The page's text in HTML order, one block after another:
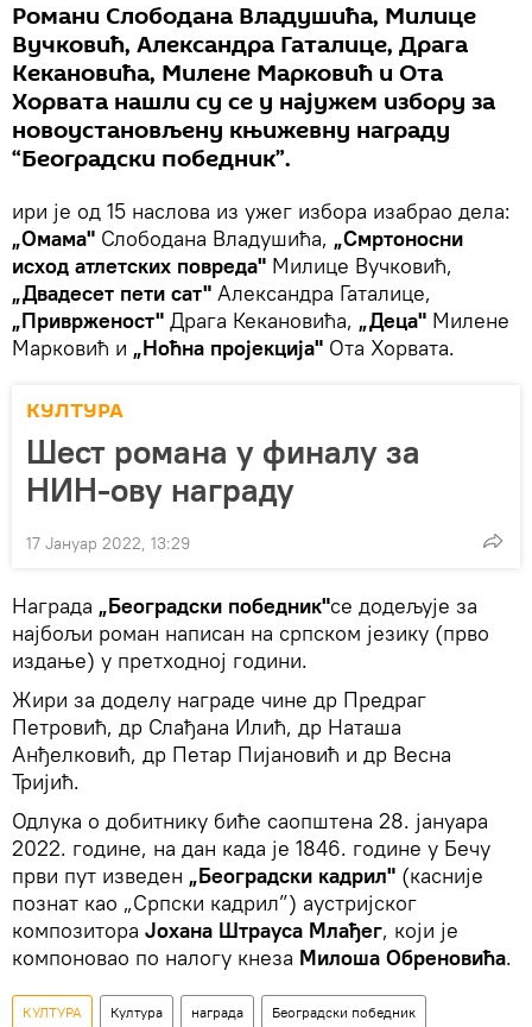
Романи Слободана Владушића, Милице
Вучковић, Александра Гаталице, Драга
Кекановића, Милене Марковић и Ота
Хорвата нашли су се у најужем избору за
новоустановљену књижевну награду
“Београдски победник”.
ири је од 15 наслова из ужег избора изабрао дела:
„Омама" Слободана Владушића, „Смртоносни
исход атлетских повреда" Милице Вучковић,
„Двадесет пети сат" Александра Гаталице,
„Приврженост" Драга Кекановића, „Деца" Милене
Марковић и „Ноћна пројекција" Ота Хорвата.
КУЛТУРА
Шест романа у финалу за
НИН-ову награду
17 Јануар 2022, 13:29
Награда „Београдски победник"се додељује за
најбољи роман написан на српском језику (прво
издање) у претходној години.
Жири за доделу награде чине др Предраг
Петровић, др Слађана Илић, др Наташа
Анђелковић, др Петар Пијановић и др Весна
Тријић.
Одлука о добитнику биће саопштена 28. јануара
2022. године, на дан када је 1846. године у Бечу
први пут изведен „Београдски кадрил" (касније
познат као „Српски кадрил”) аустријског
композитора Јохана Штрауса Млађег, који је
компоновао по налогу кнеза Милоша Обреновића.
КУЛТУРА Култура награда Београдски победник